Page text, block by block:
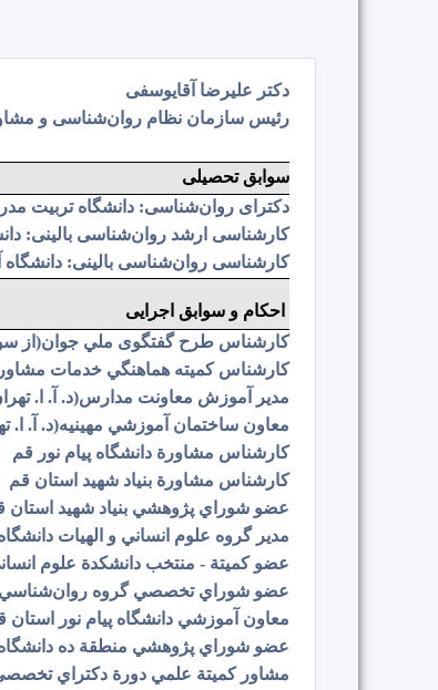
دکتر علیرضا آقایوسفی
رئیس سازمان نظام روان‌شناسی و
سوابق تحصیلی
دکترای روان‌شناسی: دانشگاه تربیت
کارشناسی ارشد روان‌شناسی بالینی:
کارشناسی روان‌شناسی بالینی: دانشگاه
احکام و سوابق اجرایی
کارشناس طرح گفتگوی ملي جوان(از
کارشناس كميته هماهنگي خدمات
مدیر آموزش معاونت مدارس(د. آ. ا.
معاون ساختمان آموزشي مهينيه(د. آ. ا.
کارشناس مشاور ة دانشگاه پیام نور قم
کارشناس مشاورة بنياد شهید استان قم
عضو شوراي پژوهشي بنياد شهید استان
مدیر گروه علوم انساني و الهیات
عضو كميتة - منتخب دانشكدة علوم
عضو شوراي تخصصي گروه روان‌شناسي
معاون آموزشي دانشگاه پیام نور استان
عضو شوراي پژوهشي منطقة ده دانشگاه
مشاور كميتة علمي دورة دكتراي